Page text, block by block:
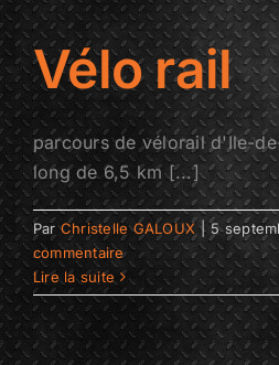
Vélo rail
parcours de vélorail d'Ile-
long de 6,5 km [...]
ParChristelle GALOUX | 5
commentaire
Lire la suite